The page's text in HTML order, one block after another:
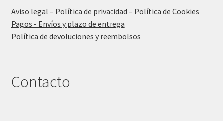
Aviso legal – Política de privacidad – Política de Cookies
Pagos - Envíos y plazo de entrega
Política de devoluciones y reembolsos
Contacto